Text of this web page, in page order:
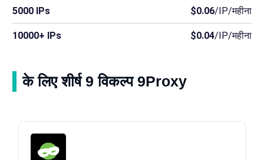
5000 IPs $0.06/IP/महीना
10000+ IPs $0.04/IP/महीना
के लिए शीर्ष 9 विकल्प 9Proxy